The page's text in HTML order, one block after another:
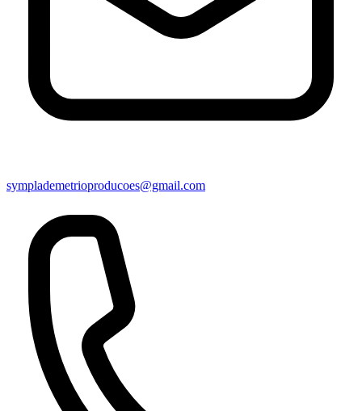
symplademetrioproducoes@gmail.com